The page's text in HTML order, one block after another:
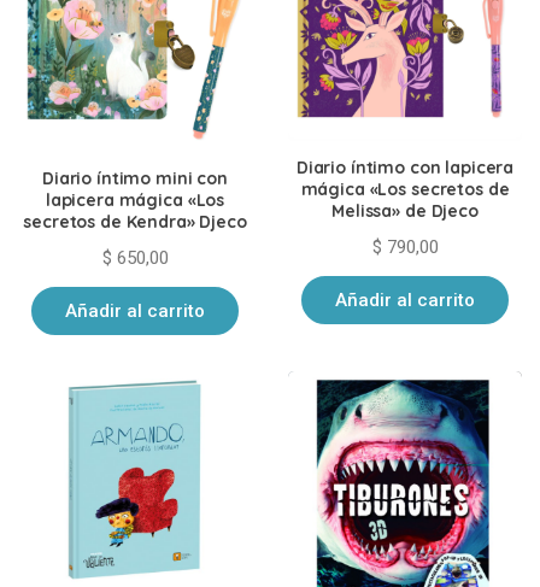
Diario íntimo mini con
lapicera mágica «Los
secretos de Kendra» Djeco
$ 650,00
Añadir al carrito
Diario íntimo con lapicera
mágica «Los secretos de
Melissa» de Djeco
$ 790,00
Añadir al carrito